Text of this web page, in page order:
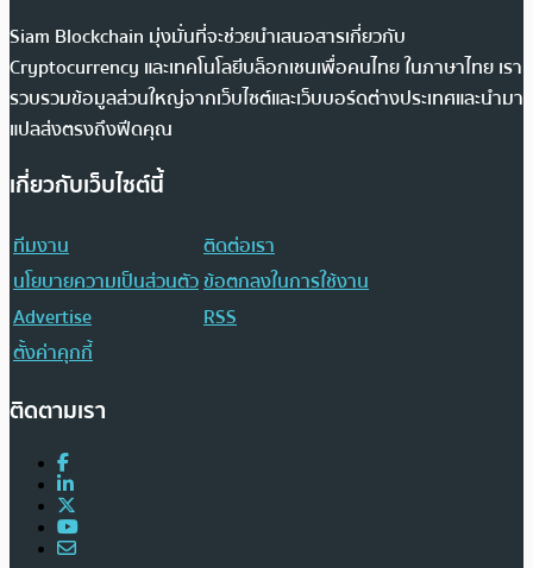
Siam Blockchain มุ่งมั่นที่จะช่วยนำเสนอสารเกี่ยวกับ
Cryptocurrency และเทคโนโลยีบล็อกเชนเพื่อคนไทย ในภาษาไทย เรา
รวบรวมข้อมูลส่วนใหญ่จากเว็บไซต์และเว็บบอร์ดต่างประเทศและนำมา
แปลส่งตรงถึงฟีดคุณ
เกี่ยวกับเว็บไซต์นี้
ทีมงาน
ติดต่อเรา
นโยบายความเป็นส่วนตัวข้อตกลงในการใช้งาน
Advertise
RSS
ตั้งค่าคุกกี้
ติดตามเรา